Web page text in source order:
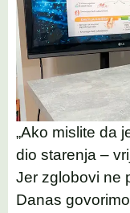
„Ako mislite da
dio starenja –
Jer zglobovi ne
Danas